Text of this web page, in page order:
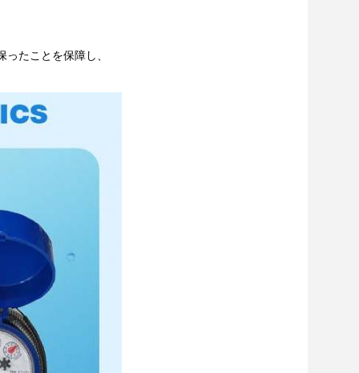
たことを保障し、